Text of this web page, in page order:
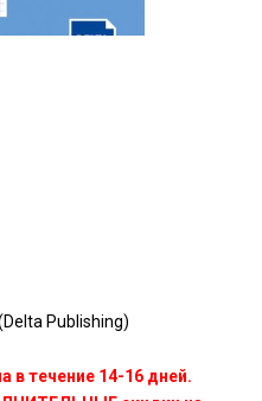
Publishing)
в течение 14-16 дней.